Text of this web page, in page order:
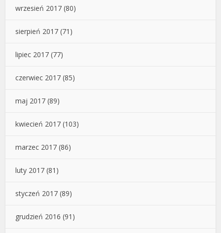
wrzesień 2017 (80)
sierpień 2017 (71)
lipiec 2017 (77)
czerwiec 2017 (85)
maj 2017 (89)
kwiecień 2017 (103)
marzec 2017 (86)
luty 2017 (81)
styczeń 2017 (89)
grudzień 2016 (91)